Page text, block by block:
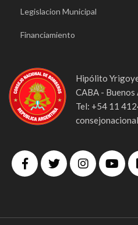
Legislacion Municipal
Financiamiento
Hipólito
CABA -
Tel: +54 11